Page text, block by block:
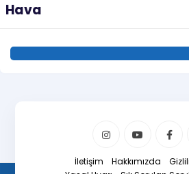
Hava
İletişim Hakkımızda